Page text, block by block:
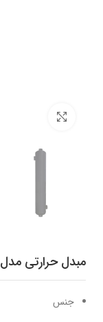
مبدل حرارتی مدل 80AB36
جنس